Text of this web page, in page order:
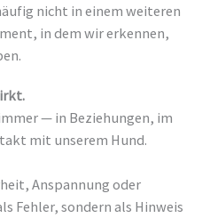
nicht in einem weiteren
in dem wir erkennen,
— in Beziehungen, im
mit unserem Hund.
Anspannung oder
Fehler, sondern als Hinweis